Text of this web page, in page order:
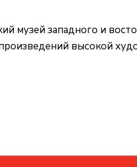
музей западного и
высокой